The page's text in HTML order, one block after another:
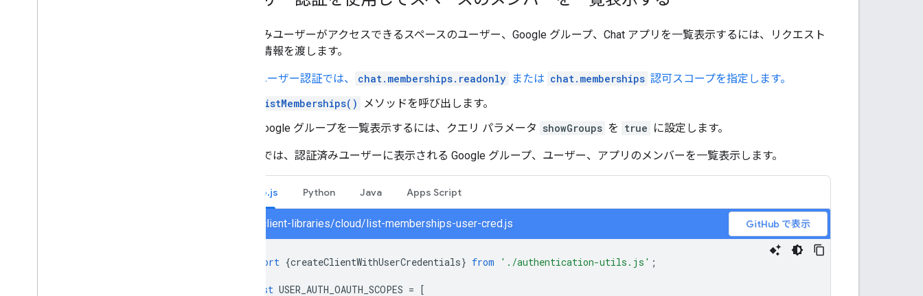
認証済みユーザーがアクセスできるスペースのユーザー、Google グループ、Chat アプリを一覧表示するには、リクエスト
で次の情報を渡します。
ユーザー認証では、 chat.memberships.readonly または chat.memberships 認可スコープを指定します。
ListMemberships()
メソッドを呼び出します。
Google グループを一覧表示するには、クエリ パラメータ showGroups を true に設定します。
次の例では、認証済みユーザーに表示される Google グループ、ユーザー、アプリのメンバーを一覧表示します。
Node.js Python Java Apps Script
chat/client-libraries/cloud/list-memberships-user-cred.js GitHub で表示
import {createClientWithUserCredentials} from './authentication-utils.js' ;
const USER_AUTH_OAUTH_SCOPES = [